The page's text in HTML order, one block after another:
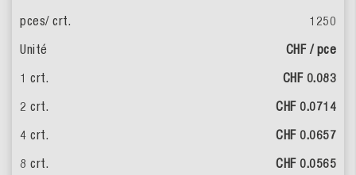
1250
CHF / pce
CHF 0.083
CHF 0.0714
CHF 0.0657
CHF 0.0565